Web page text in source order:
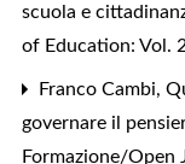
scuola e
of Education: Vol.
Franco Cambi,
governare il
Formazione/Open